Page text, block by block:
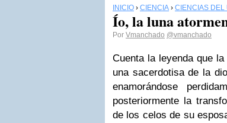
INICIO › CIENCIA › CIENCIAS DEL
Ío, la luna
Por Vmanchado @vmanchado
Cuenta la leyenda que
una sacerdotisa de la
enamorándose
posteriormente la
de los celos de su